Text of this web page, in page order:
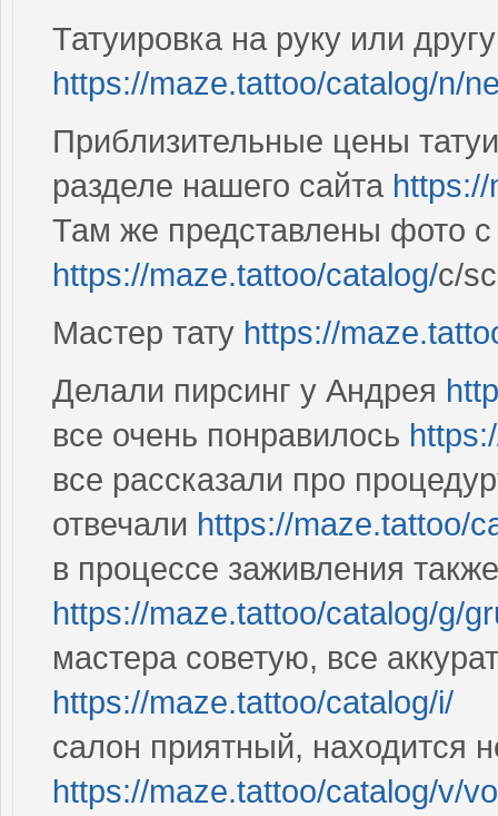
Татуировка на руку или
https://maze.tattoo/catalog/n/
Приблизительные цены
разделе нашего сайта
Там же представлены фото
https://maze.tattoo/catalog/с/
Мастер тату https://
Делали пирсинг у Андрея
все очень понравилось
все рассказали про
отвечали https://maze.tattoo/
в процессе заживления
https://maze.tattoo/catalog/g/
мастера советую, все
https://maze.tattoo/catalog/i/
салон приятный, находится
https://maze.tattoo/catalog/v/